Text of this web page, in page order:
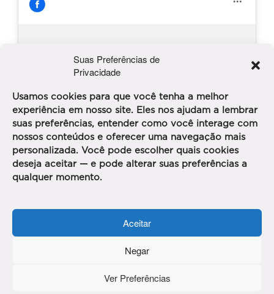
Suas Preferências de
Privacidade
Usamos cookies para que você tenha a melhor
experiência em nosso site. Eles nos ajudam a lembrar
suas preferências, entender como você interage com
nossos conteúdos e oferecer uma navegação mais
personalizada. Você pode escolher quais cookies
deseja aceitar — e pode alterar suas preferências a
qualquer momento.
Aceitar
Negar
Ver Preferências
Clube da Alice
Clique para aceitar os cookies marketing e
ativar este conteúdo